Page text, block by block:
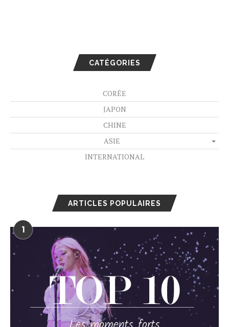
CATÉGORIES
CORÉE
JAPON
CHINE
ASIE
INTERNATIONAL
ARTICLES POPULAIRES
1